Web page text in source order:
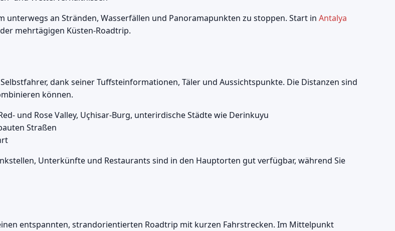
unterwegs an Stränden, Wasserfällen und Panoramapunkten zu stoppen. Start in Antalya
mehrtägigen Küsten-Roadtrip.
dank seiner Tuffsteinformationen, Täler und Aussichtspunkte. Die Distanzen sind
können.
und Rose Valley, Uçhisar-Burg, unterirdische Städte wie Derinkuyu
Straßen
Unterkünfte und Restaurants sind in den Hauptorten gut verfügbar, während Sie
entspannten, strandorientierten Roadtrip mit kurzen Fahrstrecken. Im Mittelpunkt